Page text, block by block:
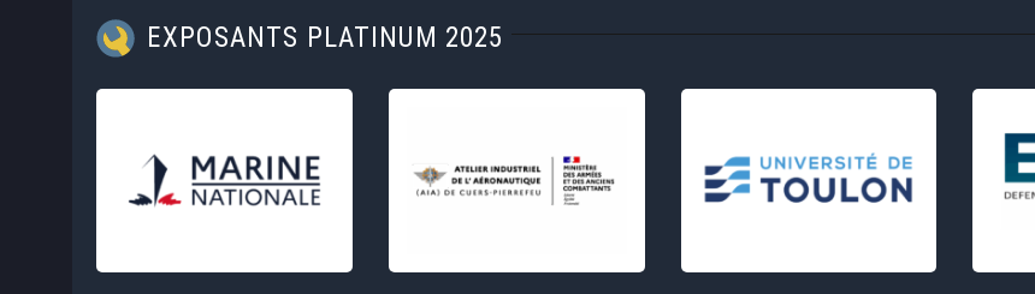
EXPOSANTS PLATINUM 2025